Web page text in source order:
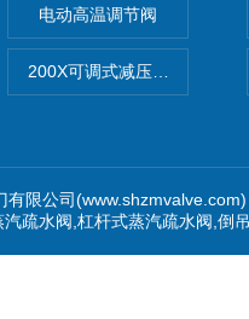
电动高温调节阀
200X可调式减压阀（减压稳
限公司
汽疏水阀,杠杆式蒸汽疏水阀,倒